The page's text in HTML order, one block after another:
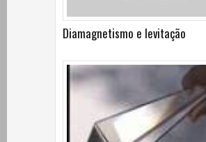
Diamagnetismo e levitação